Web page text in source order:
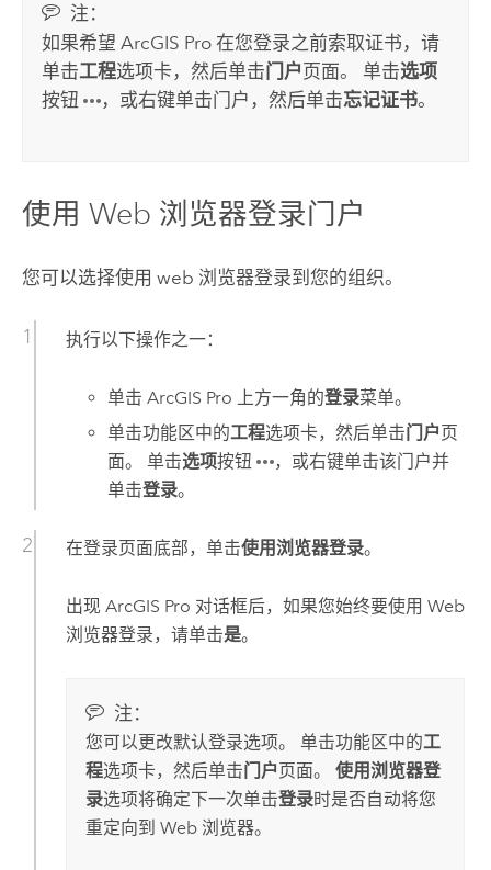
注：
如果希望ArcGIS Pro 在您登录之前索取证书，请
单击工程选项卡，然后单击门户页面。 单击选项
按钮
，或右键单击门户，然后单击忘记证书。
使用 Web 浏览器登录门户
您可以选择使用 web 浏览器登录到您的组织。
执行以下操作之一：
单击ArcGIS Pro 上方一角的登录菜单。
单击功能区中的工程选项卡，然后单击门户页
面。 单击选项按钮
，或右键单击该门户并
单击登录。
在登录页面底部，单击使用浏览器登录。
出现 ArcGIS Pro 对话框后，如果您始终要使用 Web
浏览器登录，请单击是。
注：
您可以更改默认登录选项。 单击功能区中的工
程选项卡，然后单击门户页面。 使用浏览器登
录选项将确定下一次单击登录时是否自动将您
重定向到 Web 浏览器。